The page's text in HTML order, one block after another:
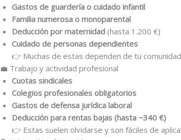
Gastos de guardería o cuidado infantil
Familia numerosa o monoparental
Deducción por maternidad(hasta 1.200 €)
Cuidado de personas dependientes
👉 Muchas de estas dependen de tu
💼 Trabajo y actividad profesional
Cuotas sindicales
Colegios profesionales obligatorios
Gastos de defensa jurídica laboral
Deducción para rentas bajas (hasta ~340 €)
👉 Estas suelen olvidarse y son fáciles de